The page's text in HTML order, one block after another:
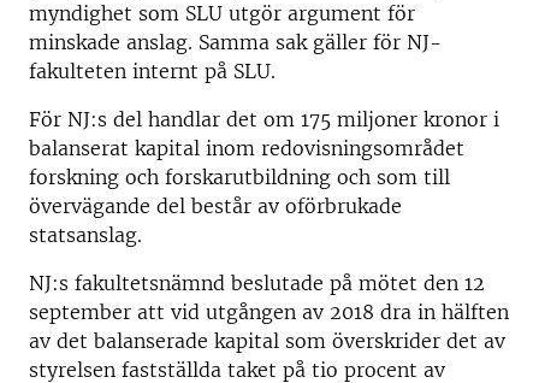
myndighet som SLU utgör argument för
minskade anslag. Samma sak gäller för NJ-
fakulteten internt på SLU.
För NJ:s del handlar det om 175 miljoner kronor i
balanserat kapital inom redovisningsområdet
forskning och forskarutbildning och som till
övervägande del består av oförbrukade
statsanslag.
NJ:s fakultetsnämnd beslutade på mötet den 12
september att vid utgången av 2018 dra in hälften
av det balanserade kapital som överskrider det av
styrelsen fastställda taket på tio procent av